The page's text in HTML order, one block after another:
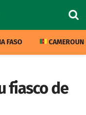
FASO CAMEROUN
fiasco de